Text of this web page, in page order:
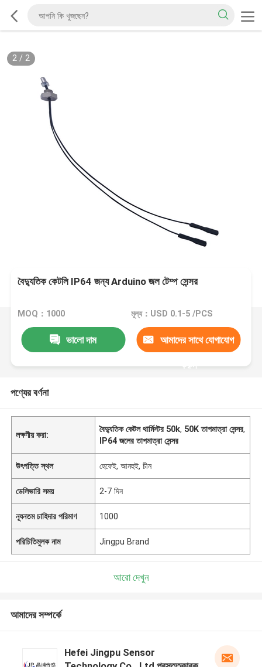
2/ 2
বৈদ্যুতিক কেটলি IP64 জন্য Arduino জল টেম্প সেন্সর
MOQ：1000 মূল্য：USD 0.1-5 /PCS
ভালো দাম আমাদের সাথে যোগাযোগ
করুন
পণ্যের বর্ণনা
লক্ষণীয় করা:
বৈদ্যুতিক কেটল থার্মিস্টর 50k, 50K তাপমাত্রা সেন্সর,
IP64 জলের তাপমাত্রা সেন্সর
উৎপত্তি স্থল হেফেই, আনহুই, চীন
ডেলিভারি সময় 2-7 দিন
ন্যূনতম চাহিদার পরিমাণ 1000
পরিচিতিমুলক নাম Jingpu Brand
আরো দেখুন
আমাদের সম্পর্কে
Hefei Jingpu Sensor